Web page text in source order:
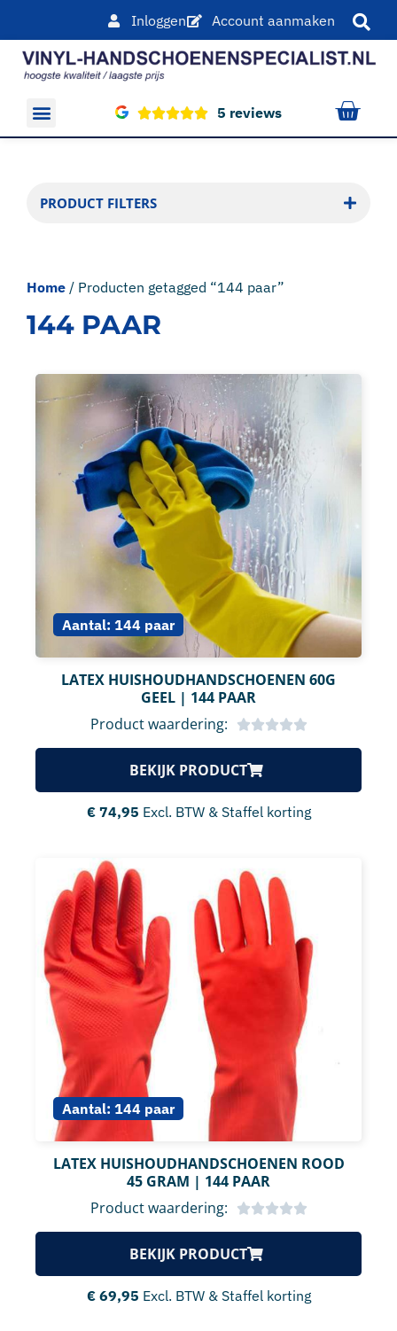
Inloggen Account aanmaken
5 reviews
PRODUCT FILTERS
Home / Producten getagged “144 paar”
144 PAAR
Aantal: 144 paar
LATEX HUISHOUDHANDSCHOENEN 60G
GEEL | 144 PAAR
Product waardering:
BEKIJK PRODUCT
€74,95 Excl. BTW & Staffel korting
Aantal: 144 paar
LATEX HUISHOUDHANDSCHOENEN ROOD
45 GRAM | 144 PAAR
Product waardering:
BEKIJK PRODUCT
€69,95 Excl. BTW & Staffel korting